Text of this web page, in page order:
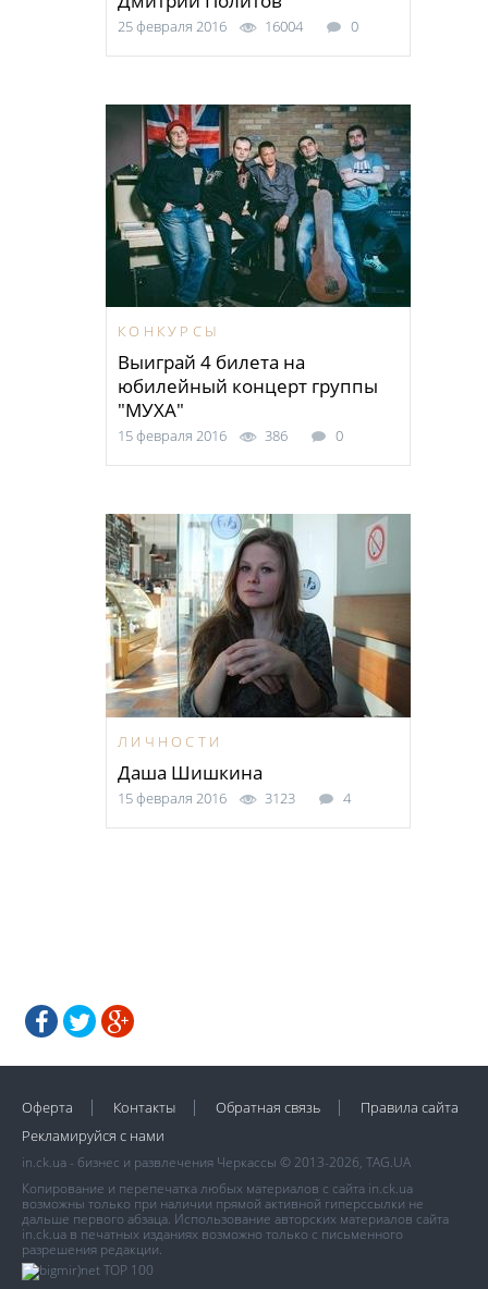
25 февраля 2016 16004 0
КОНКУРСЫ
Выиграй 4 билета на
юбилейный концерт группы
"МУХА"
15 февраля 2016 386 0
ЛИЧНОСТИ
Даша Шишкина
15 февраля 2016 3123 4
Оферта Контакты Обратная связь
Правила сайта
Рекламируйся с нами
in.ck.ua - бизнес и развлечения Черкассы © 2013-2026, TAG.UA
Копирование и перепечатка любых материалов с сайта in.ck.ua
возможны только при наличии прямой активной гиперссылки не
дальше первого абзаца. Использование авторских материалов сайта
in.ck.ua в печатных изданиях возможно только с письменного
разрешения редакции.